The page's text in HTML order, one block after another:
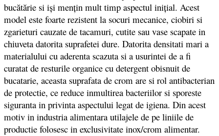
bucătărie si iși mențin mult timp aspectul inițial. Acest
model este foarte rezistent la socuri mecanice, ciobiri si
zgarieturi cauzate de tacamuri, cutite sau vase scapate in
chiuveta datorita suprafetei dure. Datorita densitati mari a
materialului cu aderenta scazuta si a usurintei de a fi
curatat de resturile organice cu detergent obisnuit de
bucatarie, aceasta suprafata de crom are si rol antibacterian
de protectie, ce reduce inmultirea bacteriilor si sporeste
siguranta in privinta aspectului legat de igiena. Din acest
motiv in industria alimentara utilajele de pe liniile de
productie folosesc in exclusivitate inox/crom alimentar.